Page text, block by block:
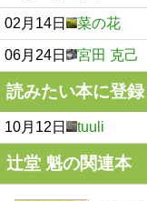
02月14日 菜の花
06月24日 宮田 克己
読みたい本に登
10月12日 tuuli
辻堂 魁の関連本